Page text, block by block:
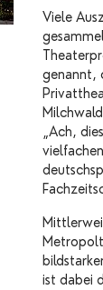
Viele
genannt,
„Ach,
ist dabei